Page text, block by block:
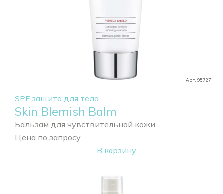
Арт. 95727
SPF защита для тела
Skin Blemish Balm
Бальзам для чувствительной кожи
Цена по запросу
В корзину